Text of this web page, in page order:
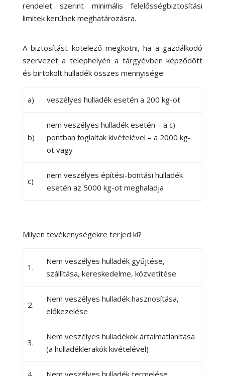
rendelet szerint minimális felelősségbiztosítási
limitek kerülnek meghatározásra.
A biztosítást kötelező megkötni, ha a gazdálkodó
szervezet a telephelyén a tárgyévben képződött
és birtokolt hulladék összes mennyisége:
a) veszélyes hulladék esetén a 200 kg-ot
b)
nem veszélyes hulladék esetén – a c)
pontban foglaltak kivételével – a 2000 kg-
ot vagy
c)
nem veszélyes építési-bontási hulladék
esetén az 5000 kg-ot meghaladja
Milyen tevékenységekre terjed ki?
1.
Nem veszélyes hulladék gyűjtése,
szállítása, kereskedelme, közvetítése
2.
Nem veszélyes hulladék hasznosítása,
előkezelése
3.
Nem veszélyes hulladékok ártalmatlanítása
(a hulladéklerakók kivételével)
4. Nem veszélyes hulladék termelése